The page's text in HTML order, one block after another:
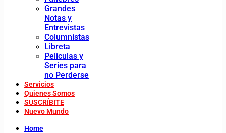
Grandes
Notas y
Entrevistas
Columnistas
Libreta
Peliculas y
Series para
no Perderse
Servicios
Quienes Somos
SUSCRÍBITE
Nuevo Mundo
Home